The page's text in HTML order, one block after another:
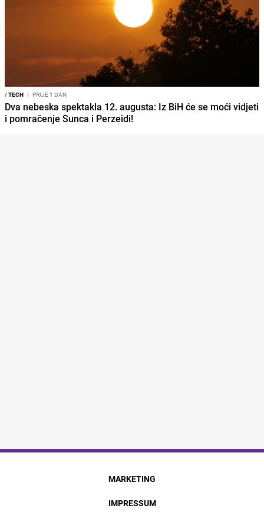
/TECH I PRIJE 1 DAN
Dva nebeska spektakla 12. augusta: Iz BiH će se moći vidjeti
i pomračenje Sunca i Perzeidi!
MARKETING
IMPRESSUM